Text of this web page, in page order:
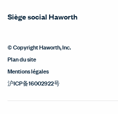
Siège social Haworth
© Copyright Haworth, Inc.
Plan du site
Mentions légales
沪ICP备16002922号